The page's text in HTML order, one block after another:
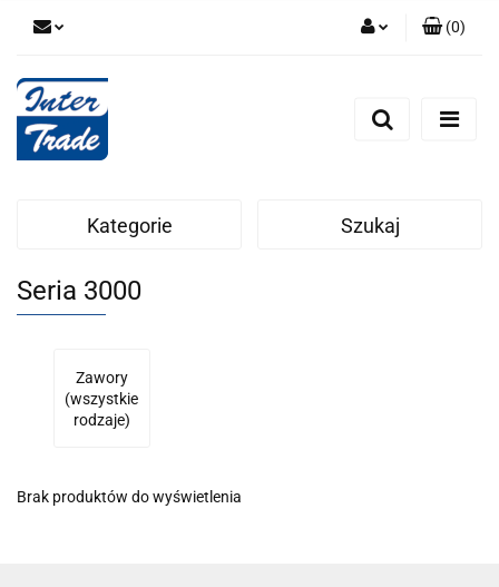
Zarejestruj się
(0)
Kategorie Szukaj
Seria 3000
Zawory
(wszystkie
rodzaje)
Brak produktów do wyświetlenia